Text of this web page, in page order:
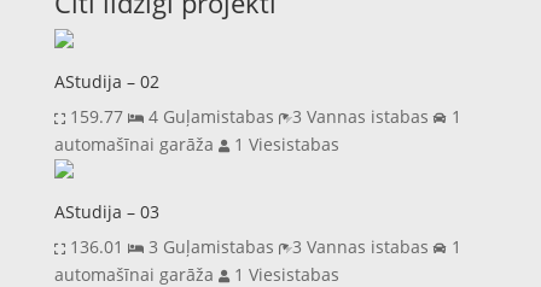
AStudija – 02
159.77
4 Guļamistabas 3 Vannas istabas 1
automašīnai garāža
1 Viesistabas
AStudija – 03
136.01
3 Guļamistabas 3 Vannas istabas 1
automašīnai garāža
1 Viesistabas